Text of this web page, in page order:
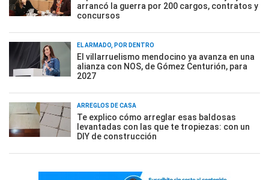
arrancó la guerra por 200 cargos, contratos y
concursos
EL ARMADO, POR DENTRO
El villarruelismo mendocino ya avanza en una
alianza con NOS, de Gómez Centurión, para
2027
ARREGLOS DE CASA
Te explico cómo arreglar esas baldosas
levantadas con las que te tropiezas: con un
DIY de construcción